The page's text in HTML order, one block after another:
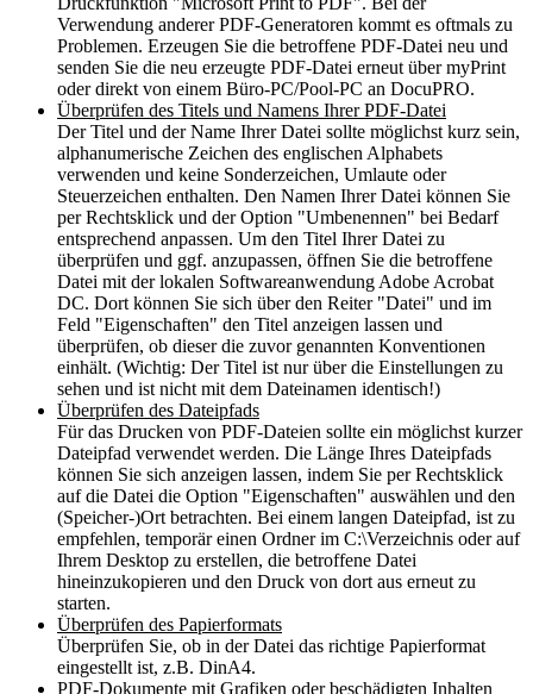
Verwendung anderer PDF-Generatoren kommt es oftmals zu
Problemen. Erzeugen Sie die betroffene PDF-Datei neu und
senden Sie die neu erzeugte PDF-Datei erneut über myPrint
oder direkt von einem Büro-PC/Pool-PC an DocuPRO.
Überprüfen des Titels und Namens Ihrer PDF-Datei
Der Titel und der Name Ihrer Datei sollte möglichst kurz sein,
alphanumerische Zeichen des englischen Alphabets
verwenden und keine Sonderzeichen, Umlaute oder
Steuerzeichen enthalten. Den Namen Ihrer Datei können Sie
per Rechtsklick und der Option "Umbenennen" bei Bedarf
entsprechend anpassen. Um den Titel Ihrer Datei zu
überprüfen und ggf. anzupassen, öffnen Sie die betroffene
Datei mit der lokalen Softwareanwendung Adobe Acrobat
DC. Dort können Sie sich über den Reiter "Datei" und im
Feld "Eigenschaften" den Titel anzeigen lassen und
überprüfen, ob dieser die zuvor genannten Konventionen
einhält. (Wichtig: Der Titel ist nur über die Einstellungen zu
sehen und ist nicht mit dem Dateinamen identisch!)
Überprüfen des Dateipfads
Für das Drucken von PDF-Dateien sollte ein möglichst kurzer
Dateipfad verwendet werden. Die Länge Ihres Dateipfads
können Sie sich anzeigen lassen, indem Sie per Rechtsklick
auf die Datei die Option "Eigenschaften" auswählen und den
(Speicher-)Ort betrachten. Bei einem langen Dateipfad, ist zu
empfehlen, temporär einen Ordner im C:\Verzeichnis oder auf
Ihrem Desktop zu erstellen, die betroffene Datei
hineinzukopieren und den Druck von dort aus erneut zu
starten.
Überprüfen des Papierformats
Überprüfen Sie, ob in der Datei das richtige Papierformat
eingestellt ist, z.B. DinA4.
PDF-Dokumente mit Grafiken oder beschädigten Inhalten